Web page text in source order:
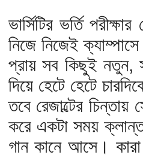
ভার্সিটির ভর্তি
নিজে নিজেই
প্রায় সব কিছুই নতুন,
দিয়ে হেটে হেটে
তবে রেজাল্টের
করে একটা সময়
গান কানে আসে।